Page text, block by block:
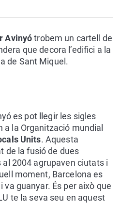
Como el perro y el
Equipo de
Operación Viuda
La Rioja
Navarra
Elecciones
Avinyótrobem un cartell de
que decora l’edifici a la
de Sant Miquel.
es pot llegir les sigles
a la Organització mundial
Units. Aquesta
de la fusió de dues
2004 agrupaven ciutats i
moment, Barcelona es
va guanyar. És per això que
te la seva seu en aquest